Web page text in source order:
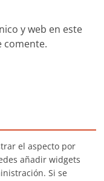
y web en este
comente.
el aspecto por
añadir widgets
Si se